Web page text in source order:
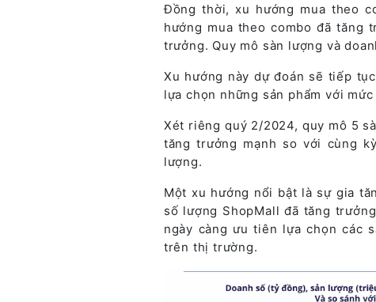
Đồng thời, xu hướng mua theo
hướng mua theo combo đã tăng
trưởng. Quy mô sàn lượng và
Xu hướng này dự đoán sẽ tiếp
lựa chọn những sản phẩm với
Xét riêng quý 2/2024, quy mô 5
tăng trưởng mạnh so với cùng
lượng.
Một xu hướng nổi bật là sự gia
số lượng ShopMall đã tăng
ngày càng ưu tiên lựa chọn các
trên thị trường.